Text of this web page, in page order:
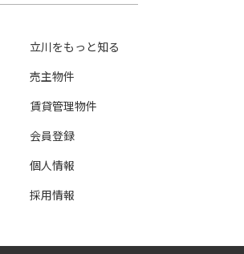
立川をもっと知る
売主物件
賃貸管理物件
会員登録
個人情報
採用情報